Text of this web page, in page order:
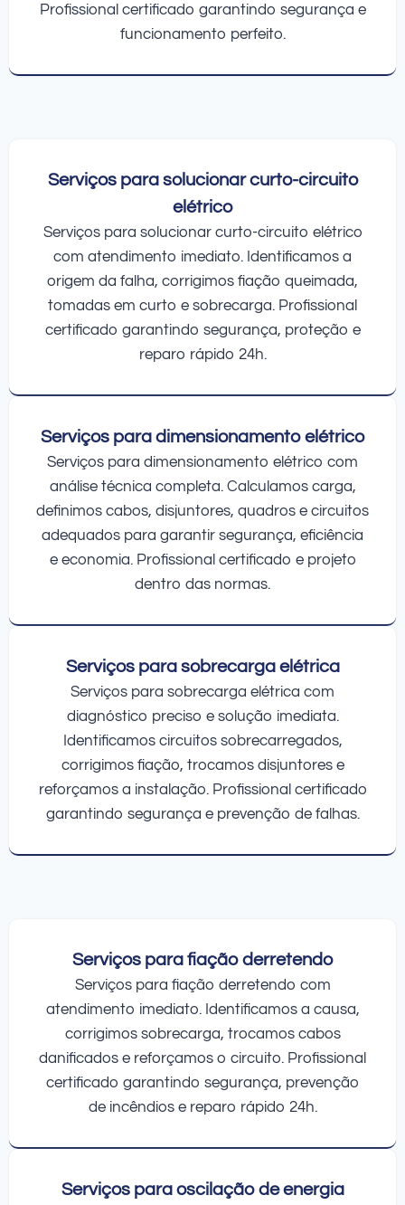
Profissional certificado garantindo segurança e
funcionamento perfeito.
Serviços para solucionar curto-circuito
elétrico
Serviços para solucionar curto-circuito elétrico
com atendimento imediato. Identificamos a
origem da falha, corrigimos fiação queimada,
tomadas em curto e sobrecarga. Profissional
certificado garantindo segurança, proteção e
reparo rápido 24h.
Serviços para dimensionamento elétrico
Serviços para dimensionamento elétrico com
análise técnica completa. Calculamos carga,
definimos cabos, disjuntores, quadros e circuitos
adequados para garantir segurança, eficiência
e economia. Profissional certificado e projeto
dentro das normas.
Serviços para sobrecarga elétrica
Serviços para sobrecarga elétrica com
diagnóstico preciso e solução imediata.
Identificamos circuitos sobrecarregados,
corrigimos fiação, trocamos disjuntores e
reforçamos a instalação. Profissional certificado
garantindo segurança e prevenção de falhas.
Serviços para fiação derretendo
Serviços para fiação derretendo com
atendimento imediato. Identificamos a causa,
corrigimos sobrecarga, trocamos cabos
danificados e reforçamos o circuito. Profissional
certificado garantindo segurança, prevenção
de incêndios e reparo rápido 24h.
Serviços para oscilação de energia